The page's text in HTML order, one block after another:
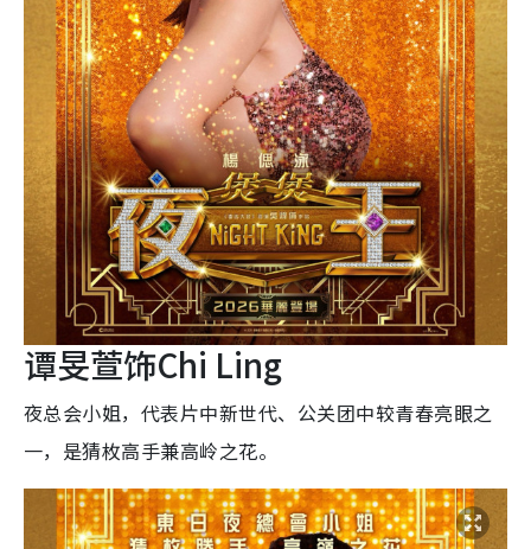
谭旻萱饰Chi Ling
夜总会小姐，代表片中新世代、公关团中较青春亮眼之
一，是猜枚高手兼高岭之花。